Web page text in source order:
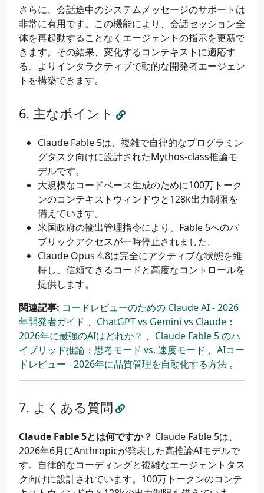
さらに、会話途中のシステムメッセージのサポートは
非常に有用です。この機能により、会話セッション全
体を再起動することなくエージェントの指示を更新で
きます。その結果、変化するコンテキストに適応す
る、よりインタラクティブで動的な開発者エージェン
トを構築できます。
主なポイント
Claude Fable 5は、複雑で自律的なプログラミン
グタスク向けに設計されたMythos-class推論モ
デルです。
大規模なコードベース生成のために100万トーク
ンのコンテキストウィンドウと128k出力制限を
備えています。
米国政府の輸出管理指令により、Fable 5へのパ
ブリックアクセスが一時停止されました。
Claude Opus 4.8は完全にアクティブな状態を維
持し、信頼できるコードと高度なコントロールを
提供します。
関連記事: コードレビューのための Claude AI - 2026
年開発者ガイド 、 ChatGPT vs Gemini vs Claude：
2026年に最強のAIはどれか？ 、 Claude Fable 5 のハ
イブリッド推論：思考モード vs. 速度モード 、 AIコー
ドレビュー - 2026年に品質管理を自動化する方法 。
よくある質問
Claude Fable 5とは何ですか？ Claude Fable 5は、
2026年6月にAnthropicが発表した高推論AIモデルで
す。自律的なコーディングと複雑なエージェントタス
ク向けに設計されています。100万トークンのコンテ